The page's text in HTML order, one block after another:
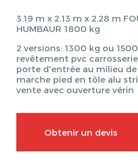
3.19 m x 2.13 m x 2.28 m
HUMBAUR 1800 kg
2 versions: 1300 kg ou
revêtement pvc
porte d'entrée au milieu
marche pied en tôle alu
vente avec ouverture vérin
Obtenir un devis